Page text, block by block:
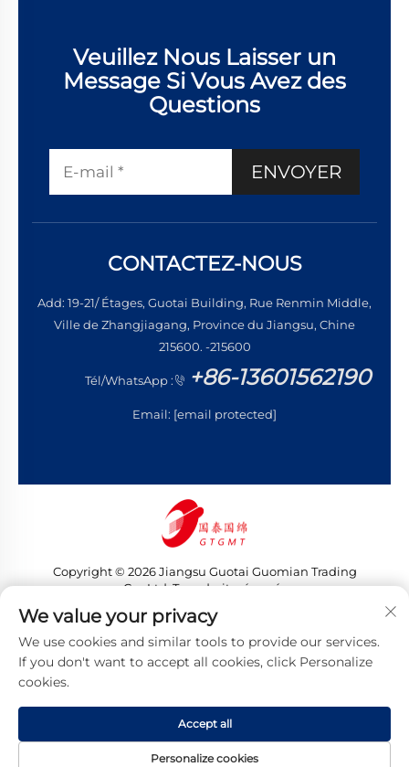
Veuillez Nous Laisser un
Message Si Vous Avez des
Questions
ENVOYER
CONTACTEZ-NOUS
Add: 19-21/ Étages, Guotai Building, Rue Renmin Middle,
Ville de Zhangjiagang, Province du Jiangsu, Chine
215600. -215600
Tél/WhatsApp : +86-13601562190
Email: [email protected]
Copyright © 2026 Jiangsu Guotai Guomian Trading
Co., Ltd. Tous droits réservés
Politique de confidentialité
We value your privacy
We use cookies and similar tools to provide our services.
If you don't want to accept all cookies, click Personalize
cookies.
Personalize cookies
Accept all